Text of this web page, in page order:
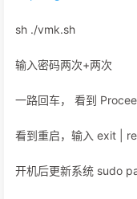
sh ./vmk.sh
输入密码两次+两次
一路回车， 看到
看到重启，输入 exit |
开机后更新系统 sudo